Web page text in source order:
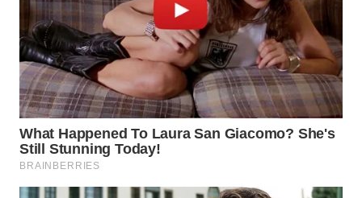
WN
TANJUNG
LESUNG
WN
KARO
WN
SIMALUNGUN